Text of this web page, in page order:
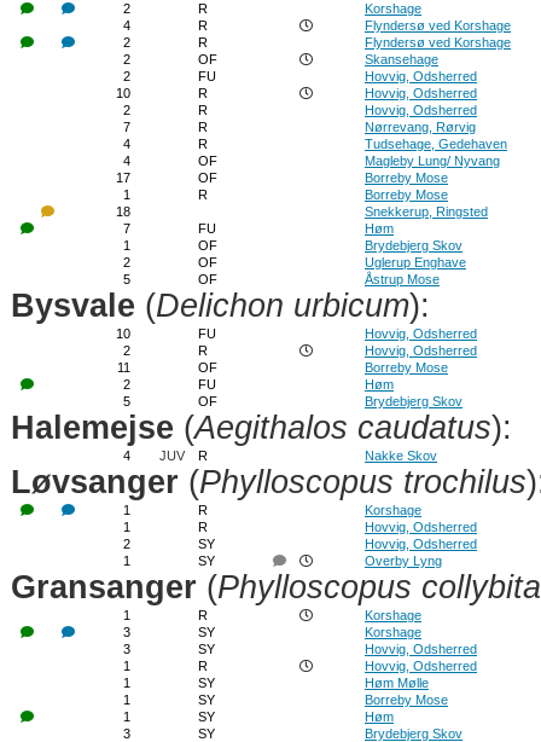
2 R
Korshage
4
R
Flyndersø ved Korshage
2
R
Flyndersø ved Korshage
2
OF
Skansehage
2
FU
Hovvig, Odsherred
10
R
Hovvig, Odsherred
2
R
Hovvig, Odsherred
7
R
Nørrevang, Rørvig
4
R
Tudsehage, Gedehaven
4
OF
Magleby Lung/ Nyvang
17
OF
Borreby Mose
1
R
Borreby Mose
18
Snekkerup, Ringsted
7
FU
Høm
1
OF
Brydebjerg Skov
2
OF
Uglerup Enghave
5
OF Åstrup Mose
Bysvale (Delichon urbicum):
10 FU
Hovvig, Odsherred
2
R
Hovvig, Odsherred
11
OF
Borreby Mose
2
FU
Høm
5
OF Brydebjerg Skov
Halemejse (Aegithalos caudatus):
4 JUV R Nakke Skov
Løvsanger (Phylloscopus trochilus
1 R
Korshage
1
R
Hovvig, Odsherred
2
SY
Hovvig, Odsherred
1
SY Overby Lyng
Gransanger (Phylloscopus collybita
1 R
Korshage
3
SY
Korshage
3
SY
Hovvig, Odsherred
1
R
Hovvig, Odsherred
1
SY
Høm Mølle
1
SY
Borreby Mose
1
SY
Høm
3
SY
Brydebjerg Skov